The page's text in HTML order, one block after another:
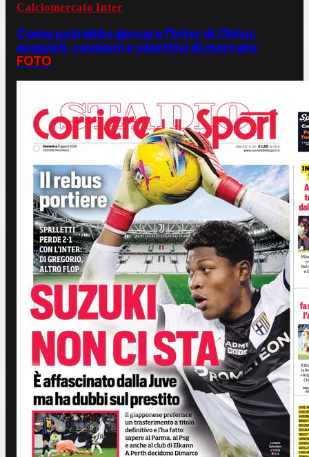
Calciomercato Inter
Come potrebbe giocare l’Inter di Chivu:
acquisti, cessioni e obiettivi di mercato
FOTO